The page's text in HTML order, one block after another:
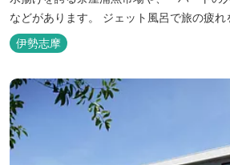
などがあります。 ジェット風呂で旅の疲れ
どうぞお楽しみください。 ゆったりと・・
の時間がここにあります。
伊勢志摩